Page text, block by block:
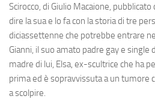
Scirocco, di Giulio Macaione,
dire la sua e lo fa con la storia di tre
diciassettenne che potrebbe entrare
Gianni, il suo amato padre gay e
madre di lui, Elsa, ex-scultrice che ha
prima ed è sopravvissuta a un tumore
a scolpire.